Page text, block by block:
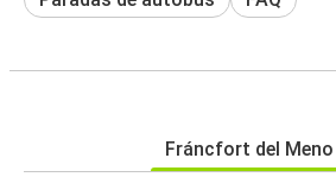
Fráncfort del Meno